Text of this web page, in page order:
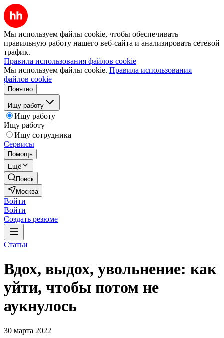
Мы используем файлы cookie, чтобы обеспечивать
правильную работу нашего веб-сайта и анализировать сетевой
трафик.
Правила использования файлов cookie
Мы используем файлы cookie. Правила использования
файлов cookie
Понятно
Ищу работу
Ищу работу
Ищу работу
Ищу сотрудника
Сервисы
Помощь
Ещё
Поиск
Москва
Войти
Войти
Создать резюме
Статьи
Вдох, выдох, увольнение: как
уйти, чтобы потом не
аукнулось
30 марта 2022